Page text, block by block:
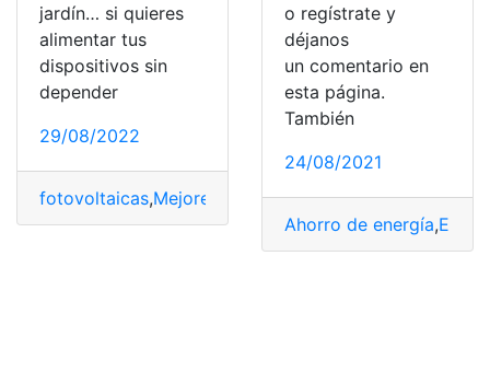
jardín… si quieres
alimentar tus
dispositivos sin
depender
29/08/2022
fotovoltaicas,Mejores placa,Placas solares,portátiles
o regístrate y
déjanos
un comentario en
esta página.
También
24/08/2021
Ahorro de energía,